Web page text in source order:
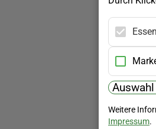
Weitere
Impressum.